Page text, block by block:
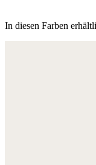
In diesen Farben